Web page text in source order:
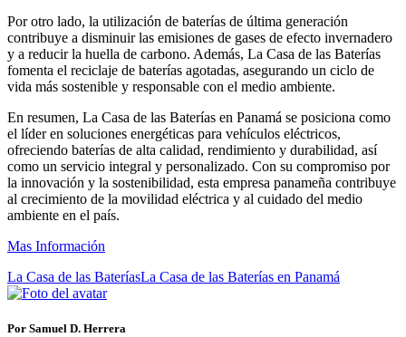
Por otro lado, la utilización de baterías de última generación
contribuye a disminuir las emisiones de gases de efecto invernadero
y a reducir la huella de carbono. Además, La Casa de las Baterías
fomenta el reciclaje de baterías agotadas, asegurando un ciclo de
vida más sostenible y responsable con el medio ambiente.
En resumen, La Casa de las Baterías en Panamá se posiciona como
el líder en soluciones energéticas para vehículos eléctricos,
ofreciendo baterías de alta calidad, rendimiento y durabilidad, así
como un servicio integral y personalizado. Con su compromiso por
la innovación y la sostenibilidad, esta empresa panameña contribuye
al crecimiento de la movilidad eléctrica y al cuidado del medio
ambiente en el país.
Mas Información
La Casa de las BateríasLa Casa de las Baterías en Panamá
Por Samuel D. Herrera